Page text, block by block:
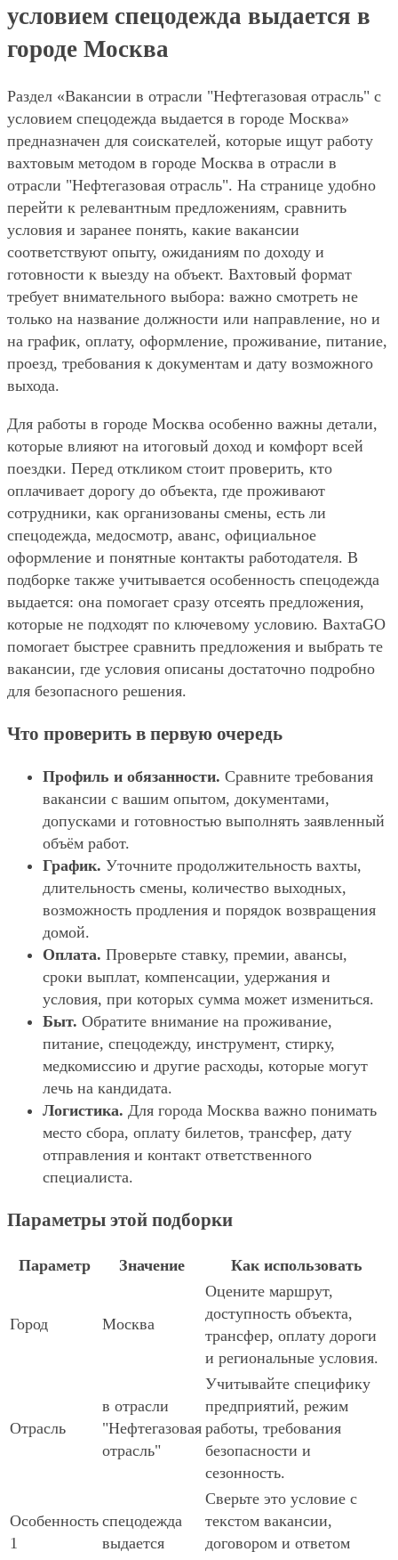
условием спецодежда выдается в
городе Москва
Раздел «Вакансии в отрасли "Нефтегазовая отрасль" с
условием спецодежда выдается в городе Москва»
предназначен для соискателей, которые ищут работу
вахтовым методом в городе Москва в отрасли в
отрасли "Нефтегазовая отрасль". На странице удобно
перейти к релевантным предложениям, сравнить
условия и заранее понять, какие вакансии
соответствуют опыту, ожиданиям по доходу и
готовности к выезду на объект. Вахтовый формат
требует внимательного выбора: важно смотреть не
только на название должности или направление, но и
на график, оплату, оформление, проживание, питание,
проезд, требования к документам и дату возможного
выхода.
Для работы в городе Москва особенно важны детали,
которые влияют на итоговый доход и комфорт всей
поездки. Перед откликом стоит проверить, кто
оплачивает дорогу до объекта, где проживают
сотрудники, как организованы смены, есть ли
спецодежда, медосмотр, аванс, официальное
оформление и понятные контакты работодателя. В
подборке также учитывается особенность спецодежда
выдается: она помогает сразу отсеять предложения,
которые не подходят по ключевому условию. ВахтаGO
помогает быстрее сравнить предложения и выбрать те
вакансии, где условия описаны достаточно подробно
для безопасного решения.
Что проверить в первую очередь
Профиль и обязанности. Сравните требования
вакансии с вашим опытом, документами,
допусками и готовностью выполнять заявленный
объём работ.
График. Уточните продолжительность вахты,
длительность смены, количество выходных,
возможность продления и порядок возвращения
домой.
Оплата. Проверьте ставку, премии, авансы,
сроки выплат, компенсации, удержания и
условия, при которых сумма может измениться.
Быт. Обратите внимание на проживание,
питание, спецодежду, инструмент, стирку,
медкомиссию и другие расходы, которые могут
лечь на кандидата.
Логистика. Для города Москва важно понимать
место сбора, оплату билетов, трансфер, дату
отправления и контакт ответственного
специалиста.
Параметры этой подборки
Параметр Значение Как использовать
Город Москва
Оцените маршрут,
доступность объекта,
трансфер, оплату дороги
и региональные условия.
Отрасль
в отрасли
"Нефтегазовая
отрасль"
Учитывайте специфику
предприятий, режим
работы, требования
безопасности и
сезонность.
Особенность
1
спецодежда
выдается
Сверьте это условие с
текстом вакансии,
договором и ответом